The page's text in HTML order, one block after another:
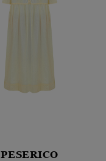
PESERICO